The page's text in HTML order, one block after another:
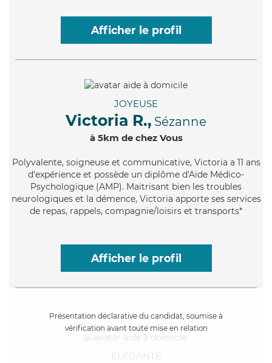
Afficher le profil
JOYEUSE
Victoria R., Sézanne
à 5km de chez Vous
Polyvalente, soigneuse et communicative, Victoria a 11 ans
d'expérience et possède un diplôme d'Aide Médico-
Psychologique (AMP). Maitrisant bien les troubles
neurologiques et la démence, Victoria apporte ses services
de repas, rappels, compagnie/loisirs et transports*
Afficher le profil
Présentation déclarative du candidat, soumise à
vérification avant toute mise en relation
ÉLÉGANTE